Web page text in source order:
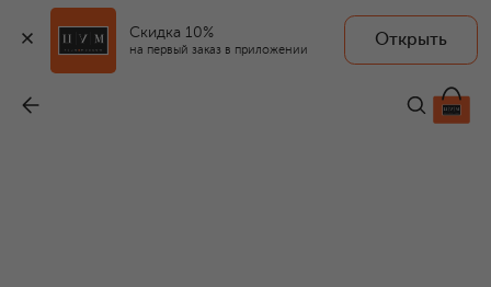
Скидка 10%
на первый заказ в приложении
Открыть
45 300 ₽